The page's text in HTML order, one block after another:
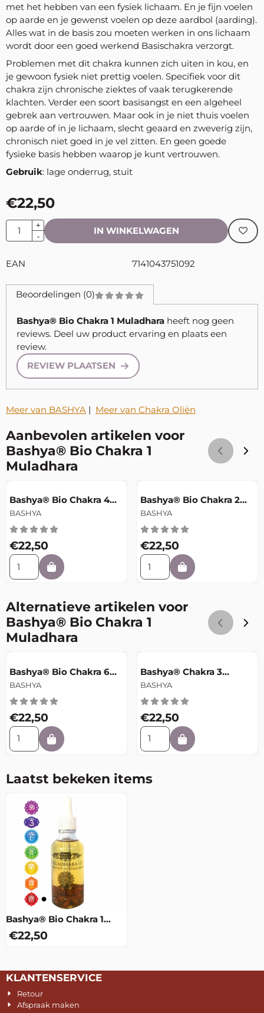
met het hebben van een fysiek lichaam. En je fijn voelen
op aarde en je gewenst voelen op deze aardbol (aarding).
Alles wat in de basis zou moeten werken in ons lichaam
wordt door een goed werkend Basischakra verzorgt.
Problemen met dit chakra kunnen zich uiten in kou, en
je gewoon fysiek niet prettig voelen. Specifiek voor dit
chakra zijn chronische ziektes of vaak terugkerende
klachten. Verder een soort basisangst en een algeheel
gebrek aan vertrouwen. Maar ook in je niet thuis voelen
op aarde of in je lichaam, slecht geaard en zweverig zijn,
chronisch niet goed in je vel zitten. En geen goede
fysieke basis hebben waarop je kunt vertrouwen.
Gebruik: lage onderrug, stuit
€22,50
Aantal
+
-
IN WINKELWAGEN
EAN 7141043751092
Beoordelingen (0)
Bashya® Bio Chakra 1 Muladhara heeft nog geen
reviews. Deel uw product ervaring en plaats een
review.
REVIEW PLAATSEN
Meer van BASHYA | Meer van Chakra Oliën
Aanbevolen artikelen voor
Bashya® Bio Chakra 1
Muladhara
Bashya® Bio Chakra 4
Anahata Olie
Merk:
BASHYA
Prijs: 22,50
€22,50
Aantal kiezen voor Bashya® Bio Chakra 4 Anahata Olie
Bashya® Bio Chakra 2
Swadhistana Olie
Merk:
BASHYA
Prijs: 22,50
€22,50
Aantal kiezen voor
Alternatieve artikelen voor
Bashya® Bio Chakra 1
Muladhara
Bashya® Bio Chakra 6
Ajna Olie
Merk:
BASHYA
Prijs: 22,50
€22,50
Aantal kiezen voor Bashya® Bio Chakra 6 Ajna Olie
Bashya® Chakra 3
Manipura Olie
Merk:
BASHYA
Prijs: 22,50
€22,50
Aantal kiezen voor
Laatst bekeken items
Bashya® Bio Chakra 1
Muladhara
€22,50
KLANTENSERVICE
Retour
Afspraak maken